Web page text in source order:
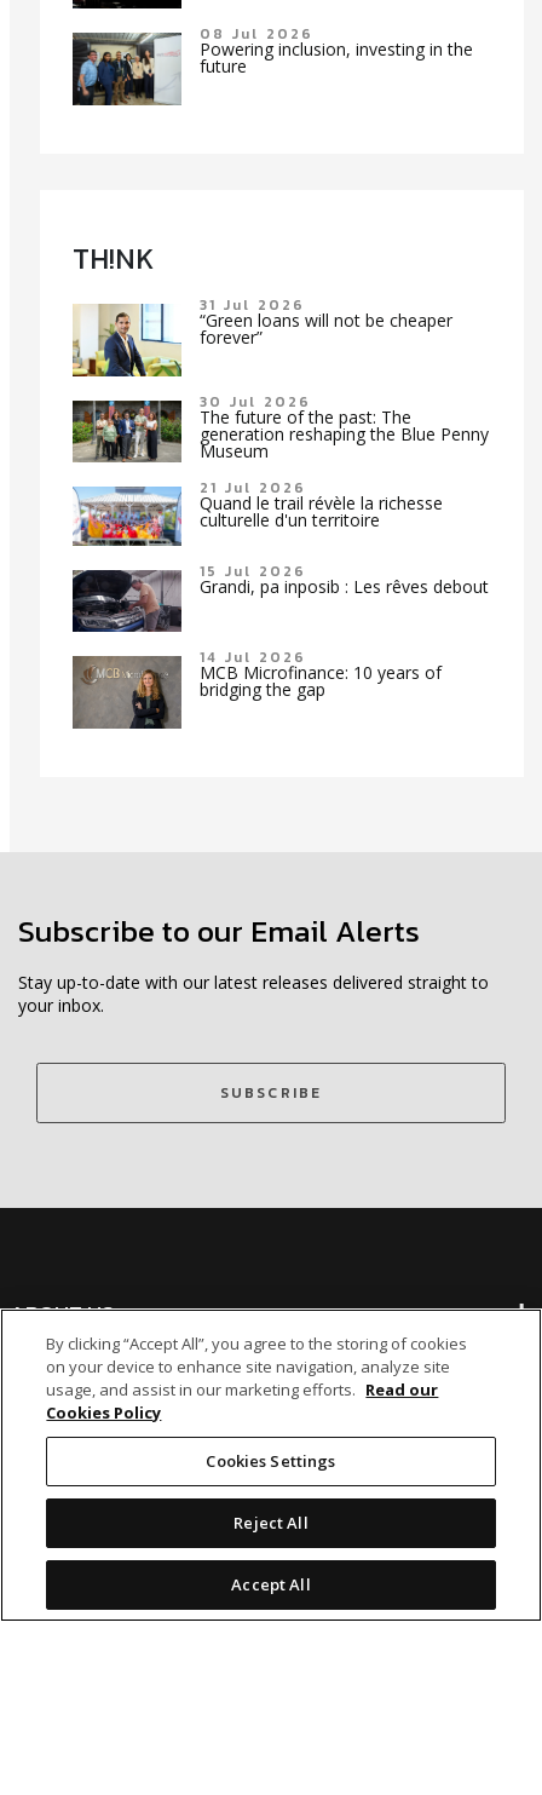
08 Jul 2026
Powering inclusion, investing in the
future
TH!NK
31 Jul 2026
“Green loans will not be cheaper
forever”
30 Jul 2026
The future of the past: The
generation reshaping the Blue Penny
Museum
21 Jul 2026
Quand le trail révèle la richesse
culturelle d'un territoire
15 Jul 2026
Grandi, pa inposib : Les rêves debout
14 Jul 2026
MCB Microfinance: 10 years of
bridging the gap
Subscribe to our Email Alerts
Stay up-to-date with our latest releases delivered straight to
your inbox.
SUBSCRIBE
ABOUT US
BANKING
By clicking “Accept All”, you agree to the storing of cookies
on your device to enhance site navigation, analyze site
usage, and assist in our marketing efforts. Read our
Cookies Policy
Cookies Settings
Reject All
Accept All